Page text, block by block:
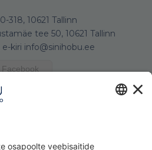
318, 10621 Tallinn
tee 50, 10621 Tallinn
e-kiri info@sinihobu.ee
Facebook